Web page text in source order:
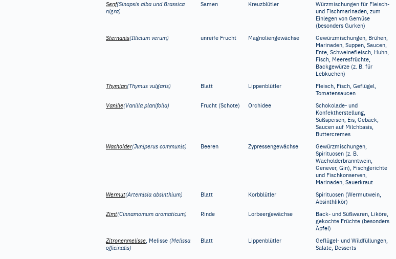
Senf(Sinapsis alba und Brassica
nigra)
Samen Kreuzblütler
Würzmischungen für Fleisch-
und Fischmarinaden, zum
Einlegen von Gemüse
(besonders Gurken)
Sternanis(Illicium verum) unreife Frucht Magnoliengewächse
Gewürzmischungen, Brühen,
Marinaden, Suppen, Saucen,
Ente, Schweinefleisch, Huhn,
Fisch, Meeresfrüchte,
Backgewürze (z. B. für
Lebkuchen)
Thymian(Thymus vulgaris) Blatt Lippenblütler
Fleisch, Fisch, Geflügel,
Tomatensaucen
Vanille(Vanilla planifolia) Frucht (Schote) Orchidee
Schokolade- und
Konfektherstellung,
Süßspeisen, Eis, Gebäck,
Saucen auf Milchbasis,
Buttercremes
Wacholder(Juniperus communis) Beeren Zypressengewächse
Gewürzmischungen,
Spirituosen (z. B.
Wacholderbranntwein,
Genever, Gin), Fischgerichte
und Fischkonserven,
Marinaden, Sauerkraut
Wermut(Artemisia absinthium) Blatt Korbblütler
Spirituosen (Wermutwein,
Absinthlikör)
Zimt(Cinnamomum aromaticum) Rinde Lorbeergewächse
Back- und Süßwaren, Liköre,
gekochte Früchte (besonders
Äpfel)
Zitronenmelisse, Melisse (Melissa
officinalis)
Blatt Lippenblütler
Geflügel- und Wildfüllungen,
Salate, Desserts